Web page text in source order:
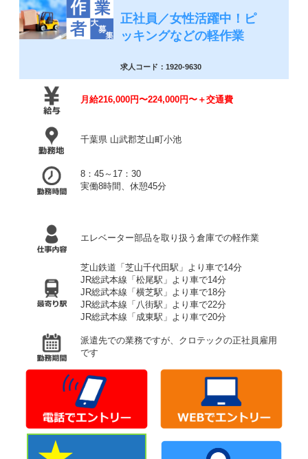
正社員／女性活躍中！ピ
ッキングなどの軽作業
求人コード：1920-9630
月給216,000円〜224,000円〜＋交通費
千葉県 山武郡芝山町小池
8：45～17：30
実働8時間、休憩45分
エレベーター部品を取り扱う倉庫での軽作業
芝山鉄道「芝山千代田駅」より車で14分
JR総武本線「松尾駅」より車で14分
JR総武本線「横芝駅」より車で18分
JR総武本線「八街駅」より車で22分
JR総武本線「成東駅」より車で20分
派遣先での業務ですが、クロテックの正社員雇用
です